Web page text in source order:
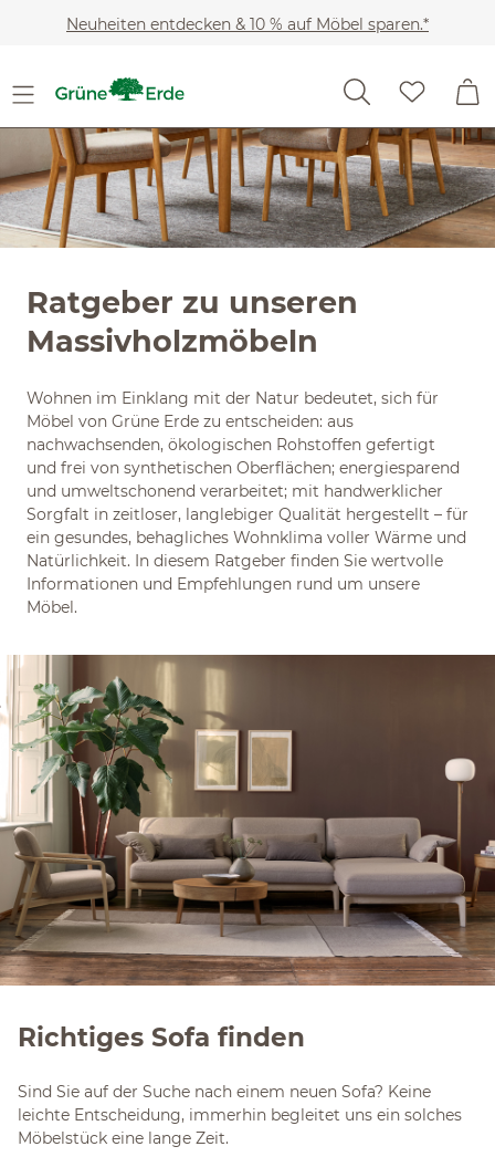
Zum Hauptinhalt springen
Neuheiten entdecken & 10 % auf Möbel sparen.*
Ratgeber zu unseren
Massivholzmöbeln
Wohnen im Einklang mit der Natur bedeutet, sich für
Möbel von Grüne Erde zu entscheiden: aus
nachwachsenden, ökologischen Rohstoffen gefertigt
und frei von synthetischen Oberflächen; energiesparend
und umweltschonend verarbeitet; mit handwerklicher
Sorgfalt in zeitloser, langlebiger Qualität hergestellt – für
ein gesundes, behagliches Wohnklima voller Wärme und
Natürlichkeit. In diesem Ratgeber finden Sie wertvolle
Informationen und Empfehlungen rund um unsere
Möbel.
Richtiges Sofa finden
Sind Sie auf der Suche nach einem neuen Sofa? Keine
leichte Entscheidung, immerhin begleitet uns ein solches
Möbelstück eine lange Zeit.